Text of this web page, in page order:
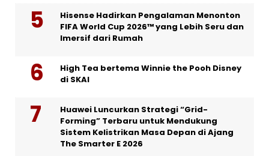
Hisense Hadirkan Pengalaman Menonton
FIFA World Cup 2026™ yang Lebih Seru dan
Imersif dari Rumah
High Tea bertema Winnie the Pooh Disney
di SKAI
Huawei Luncurkan Strategi “Grid-
Forming” Terbaru untuk Mendukung
Sistem Kelistrikan Masa Depan di Ajang
The Smarter E 2026